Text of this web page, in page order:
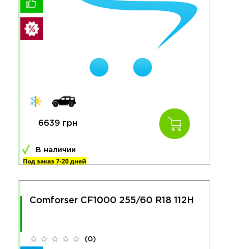
6639 грн
В наличии
Под заказ 7-20 дней
Comforser CF1000 255/60 R18 112H
(0)